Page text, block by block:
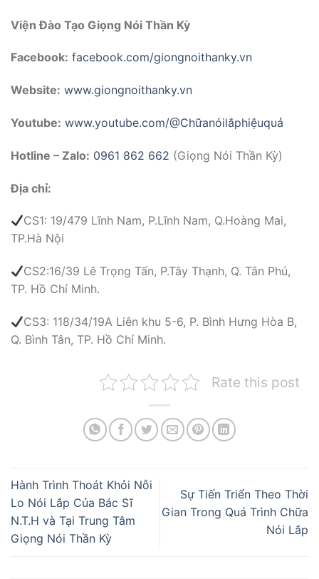
Viện Đào Tạo Giọng Nói Thần Kỳ
Facebook: facebook.com/giongnoithanky.vn
Website: www.giongnoithanky.vn
Youtube: www.youtube.com/@Chữanóilắphiệuquả
Hotline – Zalo: 0961 862 662 (Giọng Nói Thần Kỳ)
Địa chỉ:
CS1: 19/479 Lĩnh Nam, P.Lĩnh Nam, Q.Hoàng Mai,
TP.Hà Nội
CS2:16/39 Lê Trọng Tấn, P.Tây Thạnh, Q. Tân Phú,
TP. Hồ Chí Minh.
CS3: 118/34/19A Liên khu 5-6, P. Bình Hưng Hòa B,
Q. Bình Tân, TP. Hồ Chí Minh.
Rate this post
Hành Trình Thoát Khỏi Nỗi
Lo Nói Lắp Của Bác Sĩ
N.T.H và Tại Trung Tâm
Giọng Nói Thần Kỳ
Sự Tiến Triển Theo Thời
Gian Trong Quá Trình Chữa
Nói Lắp